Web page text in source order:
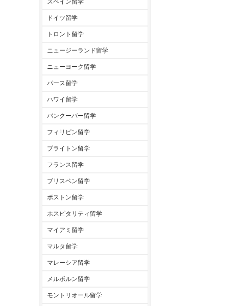
スペイン留学
ドイツ留学
トロント留学
ニュージーランド留学
ニューヨーク留学
パース留学
ハワイ留学
バンクーバー留学
フィリピン留学
ブライトン留学
フランス留学
ブリスベン留学
ボストン留学
ホスピタリティ留学
マイアミ留学
マルタ留学
マレーシア留学
メルボルン留学
モントリオール留学